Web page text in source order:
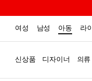
여성 남성 아동 라
신상품 디자이너 의류